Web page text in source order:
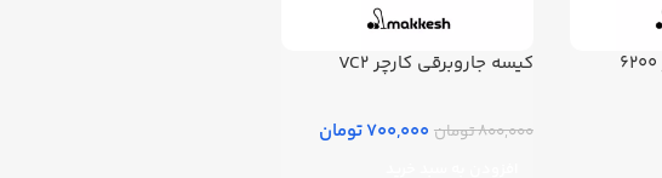
کیسه جاروبرقی کارچر VC2
800,000 تومان 700,000 تومان